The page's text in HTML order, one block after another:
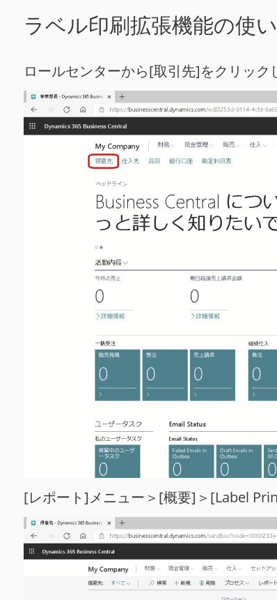
ラベル印刷拡張機能の使
ロールセンターから[取引先]をクリック
[レポート]メニュー＞[概要]＞[Label